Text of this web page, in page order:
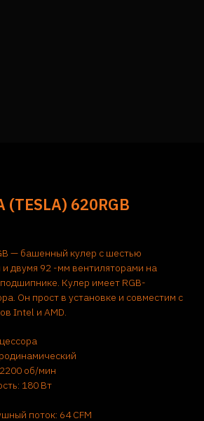
620RGB
— башенный кулер c шестью
двумя 92 -мм вентиляторами на
Кулер имеет RGB-
Он прост в установке и совместим с
Intel и AMD.
об/мин
180 Вт
поток: 64 CFM